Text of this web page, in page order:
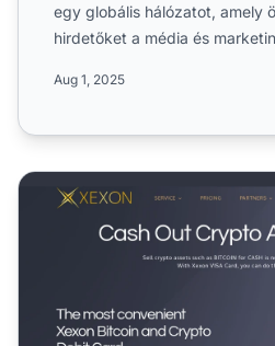
egy globális hálózatot, amely
hirdetőket a média és
Aug 1, 2025
Xexon Partnerprogram